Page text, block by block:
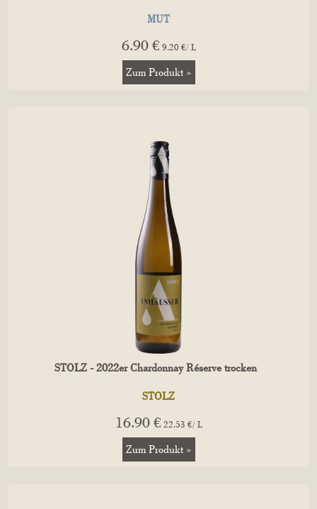
MUT
6.90 € 9.20 €/ L
Zum Produkt »
STOLZ - 2022er Chardonnay Réserve trocken
STOLZ
16.90 € 22.53 €/ L
Zum Produkt »